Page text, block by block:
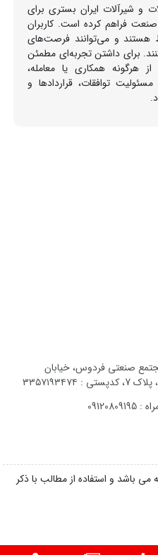
و شیرآلات ایران بستری برای
صنعت فراهم کرده است. کاربران
هستند و می‌توانند فرصت‌های
برای داشتن تجربه‌ای مطمئن
همکاری یا معامله،
توافقات، قراردادها و
صنعتی فردوس، خیابان
باشد و استفاده از مطالب با ذکر